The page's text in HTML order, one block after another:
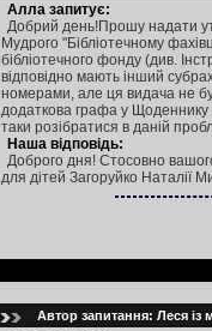
Алла запитує:
Добрий день!Прошу надати
Мудрого "Бібліотечному
бібліотечного фонду (див.
відповідно мають інший
номерами, але ця видача не
додаткова графа у Щоденнику
таки розібратися в даній
Наша відповідь:
Доброго дня! Стосовно
для дітей Загоруйко Наталії
Автор запитання: Леся із